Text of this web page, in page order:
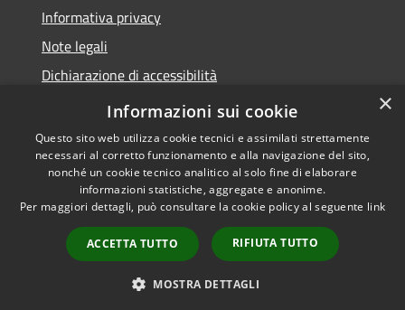
Informativa privacy
Note legali
Dichiarazione di accessibilità
Meccanismo di Feedback
Accessibilità
Copyright © 2026 • Comune di
Spinetoli • Powered by
Municipium•
Accesso
redazione
×
Informazioni sui cookie
Questo sito web utilizza cookie tecnici e assimilati strettamente
necessari al corretto funzionamento e alla navigazione del sito,
nonché un cookie tecnico analitico al solo fine di elaborare
informazioni statistiche, aggregate e anonime.
Per maggiori dettagli, può consultare la cookie policy al seguente link
ACCETTA TUTTO RIFIUTA TUTTO
MOSTRA DETTAGLI